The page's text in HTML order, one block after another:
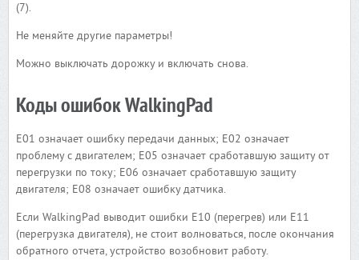
(7).
Не меняйте другие параметры!
Можно выключать дорожку и включать снова.
Коды ошибок WalkingPad
E01 означает ошибку передачи данных; E02 означает
проблему с двигателем; E05 означает сработавшую защиту от
перегрузки по току; E06 означает сработавшую защиту
двигателя; E08 означает ошибку датчика.
Если WalkingPad выводит ошибки E10 (перегрев) или E11
(перегрузка двигателя), не стоит волноваться, после окончания
обратного отчета, устройство возобновит работу.